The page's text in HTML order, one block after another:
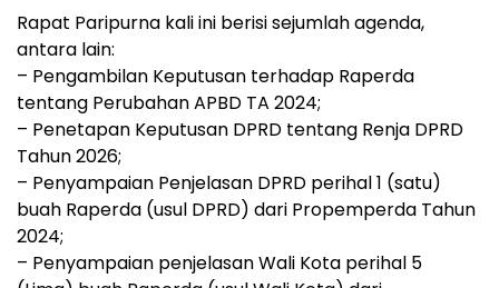
Rapat Paripurna kali ini berisi sejumlah agenda,
antara lain:
– Pengambilan Keputusan terhadap Raperda
tentang Perubahan APBD TA 2024;
– Penetapan Keputusan DPRD tentang Renja DPRD
Tahun 2026;
– Penyampaian Penjelasan DPRD perihal 1 (satu)
buah Raperda (usul DPRD) dari Propemperda Tahun
2024;
– Penyampaian penjelasan Wali Kota perihal 5